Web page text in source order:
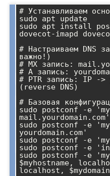
# Устанавливаем
sudo apt update
sudo apt install
dovecot-imapd
# Настраиваем DNS
важно!)
# MX запись:
# A запись:
# PTR запись: IP ->
(reverse DNS)
# Базовая
sudo postconf -e
mail.yourdomain.com'
sudo postconf -e
yourdomain.com'
sudo postconf -e
sudo postconf -e
sudo postconf -e
$myhostname,
localhost,